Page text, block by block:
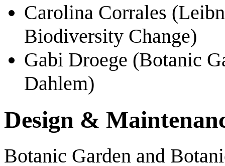
Carolina Corrales
Biodiversity Change)
Gabi Droege (Botanic
Dahlem)
Design &
Botanic Garden and